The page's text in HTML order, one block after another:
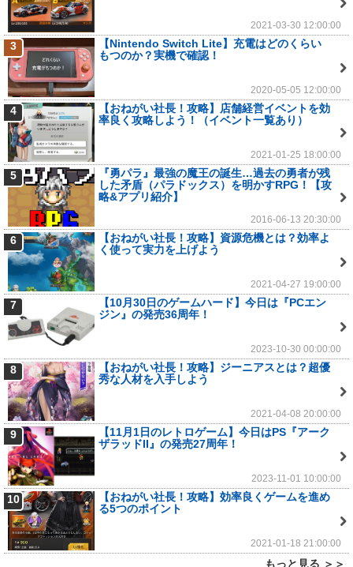
2021-03-30 12:00:00
3
【Nintendo Switch Lite】充電はどのくらい
もつのか？実機で確認！
2020-05-05 12:00:00
4
【おねがい社長！攻略】店舗経営イベントを効
率良く攻略しよう！（イベント一覧あり）
2021-01-25 18:00:00
5
『勇パラ』最強の魔王の誕生…過去の勇者が残
した矛盾（パラドックス）を明かすRPG！【攻
略&アプリ紹介】
2016-06-13 20:30:00
6
【おねがい社長！攻略】資源危機とは？効率よ
く使って実力を上げよう
2021-04-27 19:00:00
7
【10月30日のゲームハード】今日は『PCエン
ジン』の発売36周年！
2023-10-30 00:00:00
8
【おねがい社長！攻略】ジーニアスとは？超優
秀な人材を入手しよう
2021-04-08 20:00:00
9
【11月1日のレトロゲーム】今日はPS『アーク
ザラッドII』の発売27周年！
2023-11-01 10:00:00
10
【おねがい社長！攻略】効率良くゲームを進め
る5つのポイント
2021-01-18 21:00:00
もっと見る ＞＞